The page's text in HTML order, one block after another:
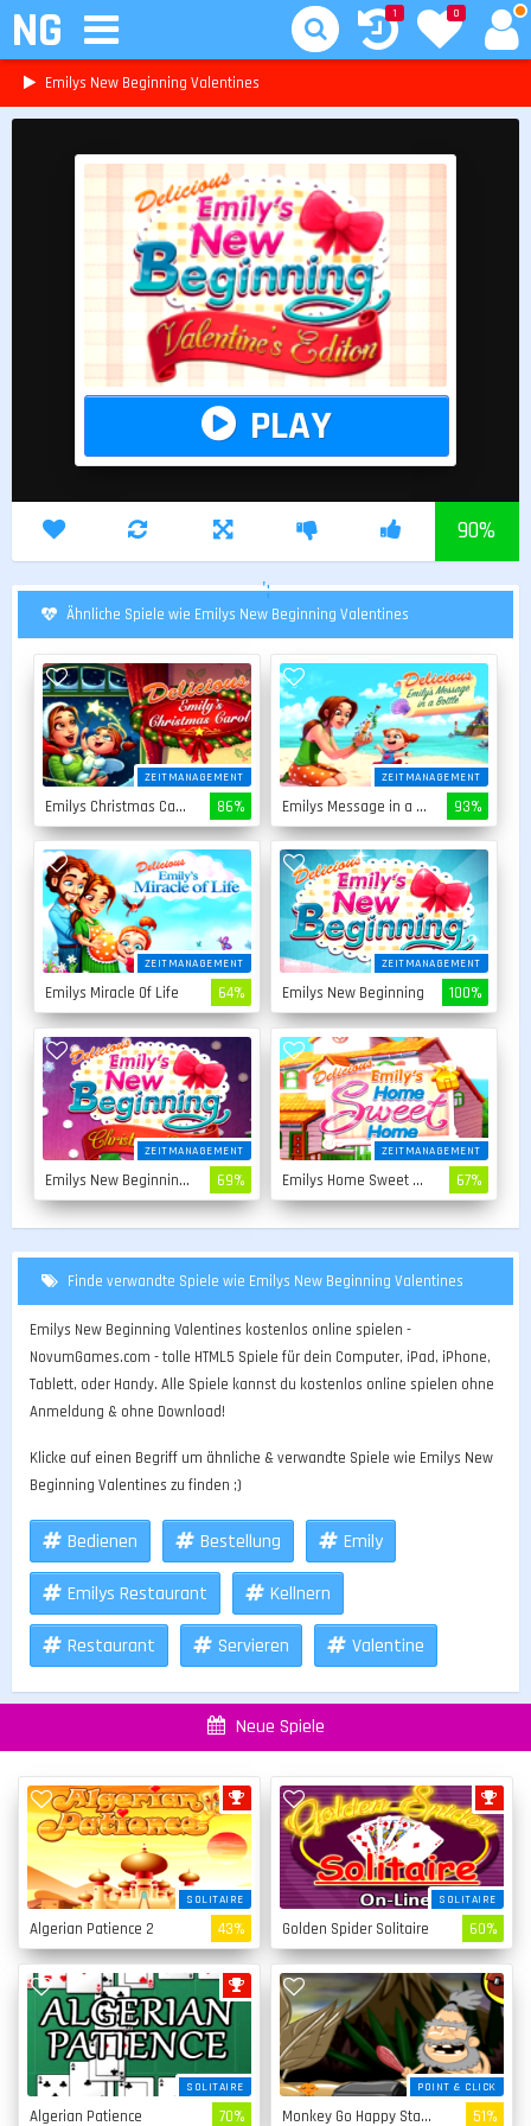
NG 0
1
Emilys New Beginning Valentines
PLAY
90%
';
Ähnliche Spiele wie Emilys New Beginning Valentines
ZEITMANAGEMENT
Emilys Christmas Carol 86%
ZEITMANAGEMENT
Emilys Message in a Bottle 93%
ZEITMANAGEMENT
Emilys Miracle Of Life 64%
ZEITMANAGEMENT
Emilys New Beginning 100%
ZEITMANAGEMENT
Emilys New Beginning Christmas Edition 69%
ZEITMANAGEMENT
Emilys Home Sweet Home 67%
Finde verwandte Spiele wie Emilys New Beginning Valentines
Emilys New Beginning Valentines kostenlos online spielen -
NovumGames.com - tolle HTML5 Spiele für dein Computer, iPad, iPhone,
Tablett, oder Handy. Alle Spiele kannst du kostenlos online spielen ohne
Anmeldung & ohne Download!
Klicke auf einen Begriff um ähnliche & verwandte Spiele wie Emilys New
Beginning Valentines zu finden ;)
Bedienen Bestellung Emily
Emilys Restaurant Kellnern
Restaurant Servieren Valentine
Neue Spiele
SOLITAIRE
Algerian Patience 2 43%
SOLITAIRE
Golden Spider Solitaire 60%
SOLITAIRE
Algerian Patience 70%
POINT & CLICK
Monkey Go Happy Stage 4 51%